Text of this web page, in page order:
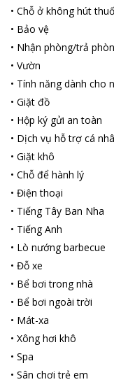
• Chỗ ở không hút
• Bảo vệ
• Nhận phòng/trả
• Vườn
• Tính năng dành cho
• Giặt đồ
• Hộp ký gửi an toàn
• Dịch vụ hỗ trợ cá
• Giặt khô
• Chỗ để hành lý
• Điện thoại
• Tiếng Tây Ban Nha
• Tiếng Anh
• Lò nướng barbecue
• Đỗ xe
• Bể bơi trong nhà
• Bể bơi ngoài trời
• Mát-xa
• Xông hơi khô
• Spa
• Sân chơi trẻ em